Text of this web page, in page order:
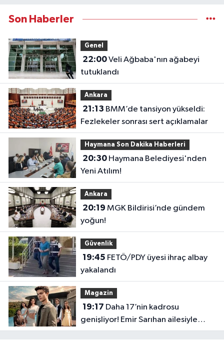
Son Haberler
Genel
22:00Veli Ağbaba'nın ağabeyi
tutuklandı
Ankara
21:13
Fezlekeler sonrası sert açıklamalar
Haymana Son Dakika Haberleri
20:30Haymana Belediyesi'nden
Yeni Atılım!
Ankara
20:19
yoğun!
Güvenlik
19:45
yakalandı
Magazin
19:17
genişliyor! Emir Sarıhan ailesiyle
geliyor